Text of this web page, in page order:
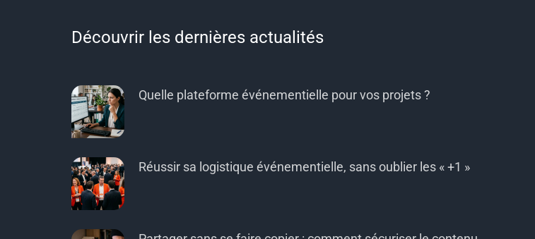
Découvrir les dernières actualités
Quelle plateforme événementielle pour vos projets ?
Réussir sa logistique événementielle, sans oublier les « +1 »